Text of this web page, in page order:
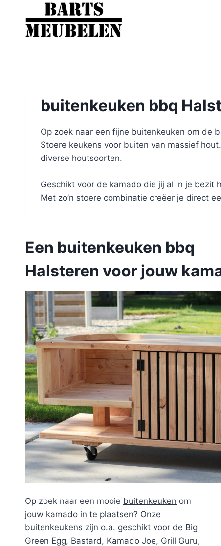
buitenkeuken bbq
Op zoek naar een fijne buitenkeuken om de
Stoere keukens voor buiten van massief
diverse houtsoorten.
Geschikt voor de kamado die jij al in je bezit
Met zo’n stoere combinatie creëer je direct
Een buitenkeuken bbq
Halsteren voor jouw
Op zoek naar een mooie buitenkeuken om
jouw kamado in te plaatsen? Onze
buitenkeukens zijn o.a. geschikt voor de Big
Green Egg, Bastard, Kamado Joe, Grill Guru,